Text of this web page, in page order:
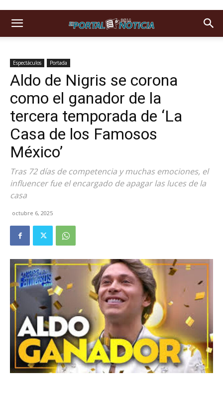
Espectáculos Portada
Aldo de Nigris se corona
como el ganador de la
tercera temporada de ‘La
Casa de los Famosos
México’
Tras 72 días de competencia y muchas emociones, el
influencer fue el encargado de apagar las luces de la
casa
octubre 6, 2025